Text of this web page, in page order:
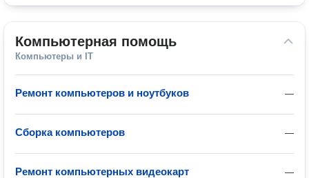
Компьютерная помощь
Компьютеры и IT
—
Ремонт компьютеров и ноутбуков
—
Сборка компьютеров
—
Ремонт компьютерных видеокарт